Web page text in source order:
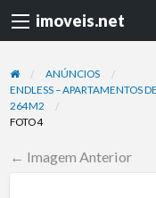
imoveis.net
ANÚNCIOS
ENDLESS – APARTAMENTOS
264M2
FOTO 4
← Imagem Anterior